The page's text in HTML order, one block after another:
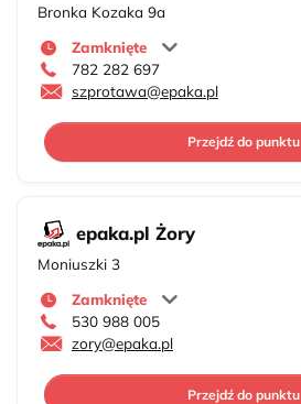
Bronka Kozaka 9a
Zamknięte
782 282 697
szprotawa@epaka.pl
Przejdź do punktu
epaka.pl Żory
Moniuszki 3
Zamknięte
530 988 005
zory@epaka.pl
Przejdź do punktu